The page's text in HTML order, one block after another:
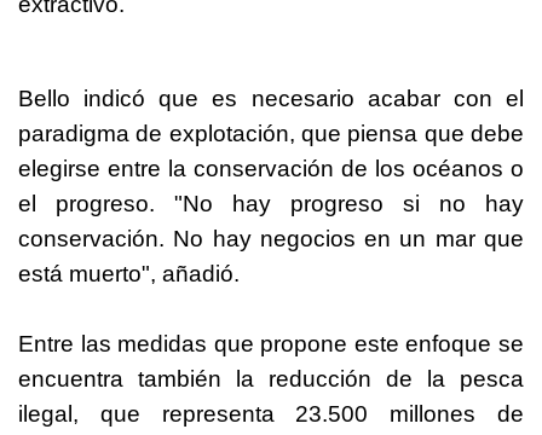
Bello indicó que es necesario acabar con el
paradigma de explotación, que piensa que debe
elegirse entre la conservación de los océanos o
el progreso. "No hay progreso si no hay
conservación. No hay negocios en un mar que
está muerto", añadió.
Entre las medidas que propone este enfoque se
encuentra también la reducción de la pesca
ilegal, que representa 23.500 millones de